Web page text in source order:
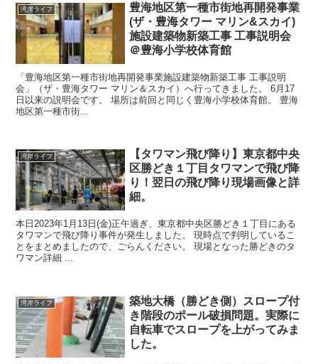
湾岸ライフ
豊海地区第一種市街地再開発事業
(ザ・豊海タワー マリン&スカイ)
施設建築物新築工事 工事説明会
＠豊海小学校体育館
「豊海地区第一種市街地再開発事業施設建築物新築工事 工事説明
会」（ザ・豊海タワー マリン＆スカイ）へ行ってきました。 6月17
日以来の説明会です。 場所は前回と同じく豊海小学校体育館。 豊海
地区第一種市街...
湾岸ライフ
【タワマン飛び降り】東京都中央
区勝どき１丁目タワマンで飛び降
り！翌日の飛び降り現場画像と詳
細。
本日2023年1月13日(金)正午過ぎ、東京都中央区勝どき１丁目にある
タワマンで飛び降り事件が発生しました。 現時点で判明しているこ
とをまとめましたので、ごらんください。 現場となった勝どきのタ
ワマン詳細 ...
湾岸ライフ
築地大橋（勝どき側）スロープ付
き階段のポール破損問題。実際に
自転車でスロープを上がってみま
した。